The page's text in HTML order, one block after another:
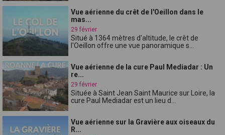
Vue aérienne du crêt de l'Oeillon dans le
mas...
29 février
Situé à 1364 mètres d'altitude, le crêt de
l'Oeillon offre une vue panoramique s...
Vue aérienne de la cure Paul Mediadar : Un
re...
29 février
Située à Saint Jean Saint Maurice sur Loire, la
cure Paul Mediadar est un lieu d...
Vue aérienne sur la Gravière aux oiseaux du
R...